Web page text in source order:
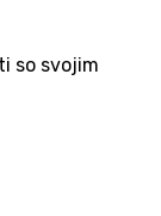
so svojim